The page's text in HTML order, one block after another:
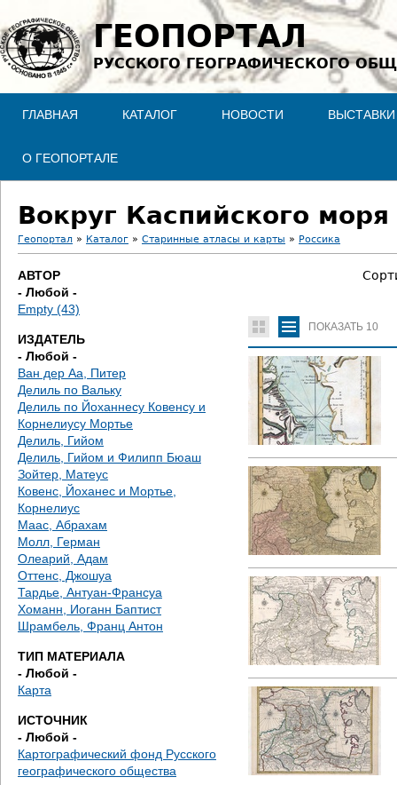
Jump to navigation
ГЕОПОРТАЛ
РУССКОГО ГЕОГРАФИЧЕСКОГО
ГЛАВНАЯ КАТАЛОГ НОВОСТИ ВЫСТАВКИ
О ГЕОПОРТАЛЕ
Вокруг Каспийского моря
В
ы
з
д
е
с
ь
Геопортал » Каталог » Старинные атласы и карты » Россика
АВТОР
- Любой -
Empty (43)
ИЗДАТЕЛЬ
- Любой -
Ван дер Аа, Питер
Делиль по Вальку
Делиль по Йоханнесу Ковенсу и
Корнелиусу Мортье
Делиль, Гийом
Делиль, Гийом и Филипп Бюаш
Зойтер, Матеус
Ковенс, Йоханес и Мортье,
Корнелиус
Маас, Абрахам
Молл, Герман
Олеарий, Адам
Оттенс, Джошуа
Тардье, Антуан-Франсуа
Хоманн, Иоганн Баптист
Шрамбель, Франц Антон
ТИП МАТЕРИАЛА
- Любой -
Карта
ИСТОЧНИК
- Любой -
Картографический фонд Русского
географического общества
ПОКАЗАТЬ 10